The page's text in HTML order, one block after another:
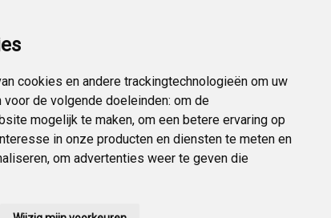
cookies en andere trackingtechnologieën om uw
de volgende doeleinden: om de
mogelijk te maken, om een betere ervaring op
in onze producten en diensten te meten en
, om advertenties weer te geven die